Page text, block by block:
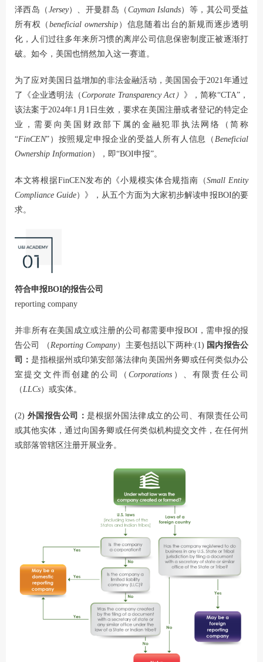
泽西岛（ Jersey）、开曼群岛（ Cayman Islands）等，其公司受益
所有权（beneficial ownership ）信息随着出台的新规而逐步透明
化，人们过往多年来所习惯的离岸公司信息保密制度正被逐渐打
破。如今，美国也悄然加入这一赛道。
为了应对美国日益增加的非法金融活动，美国国会于2021年通过
了《企业透明法（Corporate Transparency Act） 》，简称“CTA”，
该法案于2024年1月1日生效，要求在美国注册或者登记的特定企
业，需要向美国财政部下属的金融犯罪执法网络（简称
“FinCEN”）按照规定申报企业的受益人所有人信息（ Beneficial
Ownership Information），即“BOI申报”。
本文将根据FinCEN发布的《小规模实体合规指南（Small Entity
Compliance Guide）》，从五个方面为大家初步解读申报BOI的要
求。
符合申报BOI的报告公司
reporting company
并非所有在美国成立或注册的公司都需要申报BOI，需申报的报
告公司 （ Reporting Company）主要包括以下两种:(1) 国内报告公
司：是指根据州或印第安部落法律向美国州务卿或任何类似办公
室提交文件而创建的公司（Corporations ）、有限责任公司
（ LLCs）或实体。
(2) 外国报告公司： 是根据外国法律成立的公司、有限责任公司
或其他实体，通过向国务卿或任何类似机构提交文件，在任何州
或部落管辖区注册开展业务。